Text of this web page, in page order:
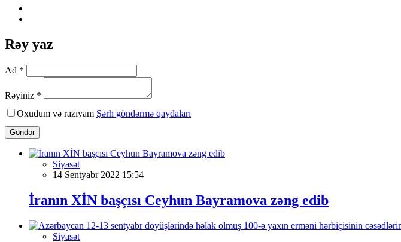
Rəy yaz
Ad *
Rəyiniz *
Oxudum və razıyam Şərh göndərmə qaydaları
Göndər
Siyasət
14 Sentyabr 2022 15:54
İranın XİN başçısı Ceyhun Bayramova zəng edib
Siyasət